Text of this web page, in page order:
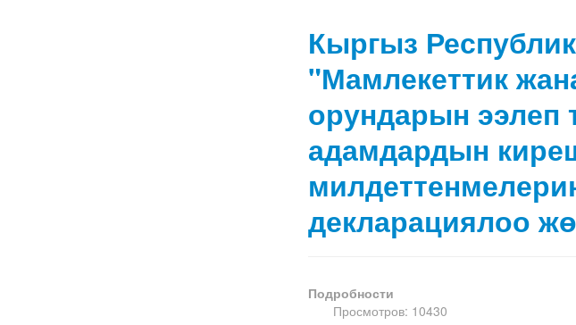
Кыргыз
"Мамлекеттик
орундарын ээлеп
адамдардын
декларациялоо
Подробности
Просмотров: 10430